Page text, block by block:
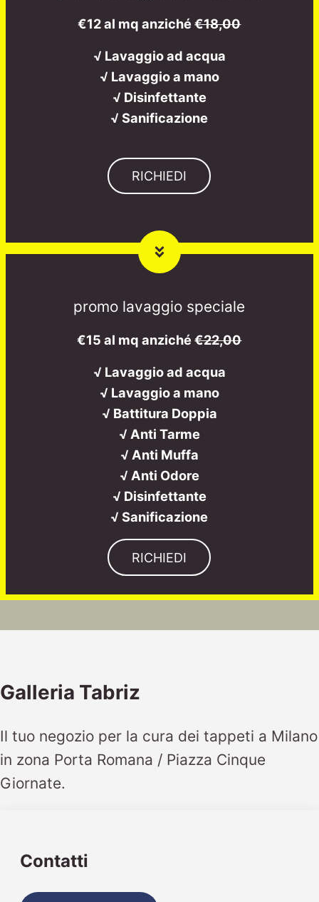
€12 al mq anziché€18,00
√ Lavaggio ad acqua
√ Lavaggio a mano
√ Disinfettante
√ Sanificazione
RICHIEDI
promo lavaggio speciale
€15 al mq anziché€22,00
√ Lavaggio ad acqua
√ Lavaggio a mano
√ Battitura Doppia
√ Anti Tarme
√ Anti Muffa
√ Anti Odore
√ Disinfettante
√ Sanificazione
RICHIEDI
Galleria Tabriz
Il tuo negozio per la cura dei tappeti a Milano
in zona Porta Romana / Piazza Cinque
Giornate.
Contatti